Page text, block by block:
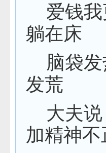
爱钱
躺在床
脑袋
发荒
大夫
加精神不